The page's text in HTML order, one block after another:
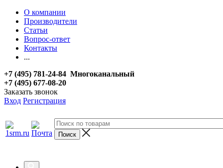
О компании
Производители
Статьи
Вопрос-ответ
Контакты
...
+7 (495) 781-24-84 Многоканальный
+7 (495) 677-08-20
Заказать звонок
Вход Регистрация